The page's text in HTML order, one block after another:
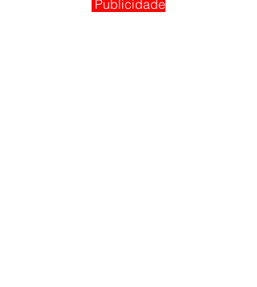
Publicidade